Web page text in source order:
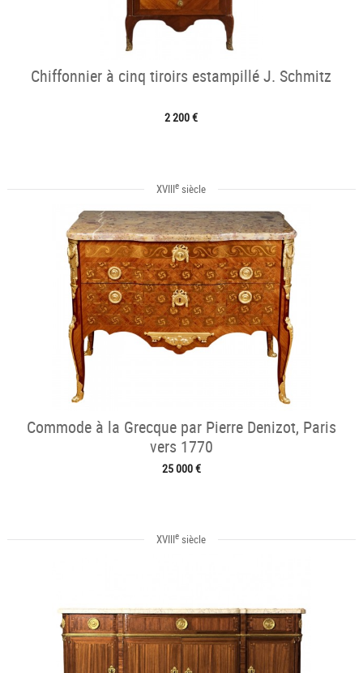
Chiffonnier à cinq tiroirs estampillé J. Schmitz
2 200 €
XVIIIe siècle
Commode à la Grecque par Pierre Denizot, Paris
vers 1770
25 000 €
XVIIIe siècle